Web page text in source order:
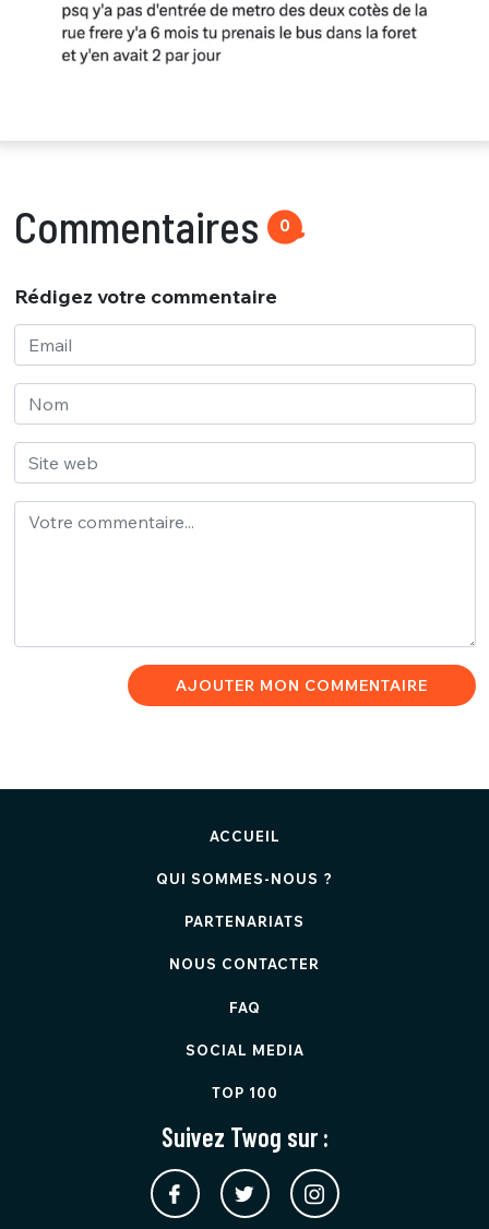
Commentaires 0
Rédigez votre commentaire
AJOUTER MON COMMENTAIRE
ACCUEIL
QUI SOMMES-NOUS ?
PARTENARIATS
NOUS CONTACTER
FAQ
SOCIAL MEDIA
TOP 100
Suivez Twog sur :